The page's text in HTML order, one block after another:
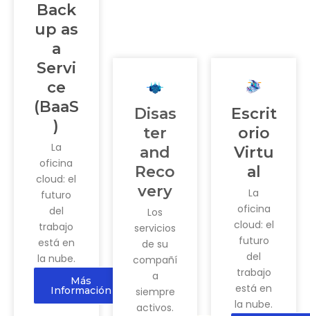
Back
up as
a
Servi
ce
(BaaS
)
La
oficina
cloud: el
futuro
del
trabajo
está en
la nube.
Más
Información
Disas
ter
and
Reco
very
Los
servicios
de su
compañí
a
siempre
activos.
Escrit
orio
Virtu
al
La
oficina
cloud: el
futuro
del
trabajo
está en
la nube.